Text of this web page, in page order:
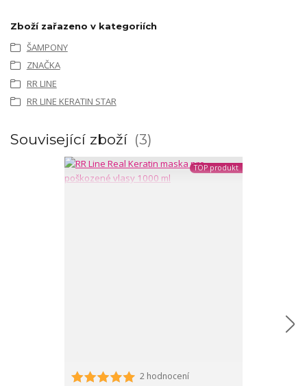
Zboží zařazeno v kategoriích
ŠAMPONY
ZNAČKA
RR LINE
RR LINE KERATIN STAR
Související zboží 3
TOP produkt
2 hodnocení